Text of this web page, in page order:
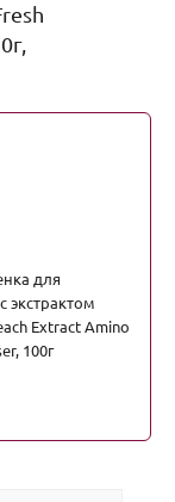
для
экстрактом
Extract Amino
100г